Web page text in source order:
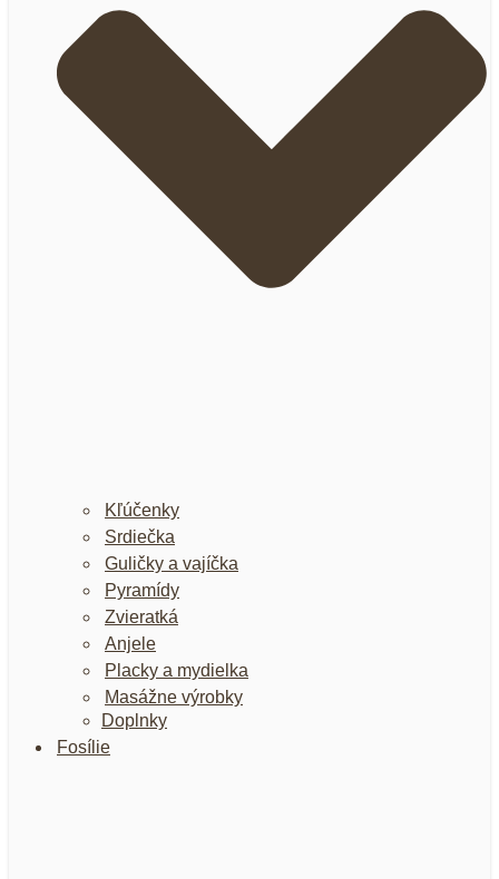
Kľúčenky
Srdiečka
Guličky a vajíčka
Pyramídy
Zvieratká
Anjele
Placky a mydielka
Masážne výrobky
Doplnky
Fosílie